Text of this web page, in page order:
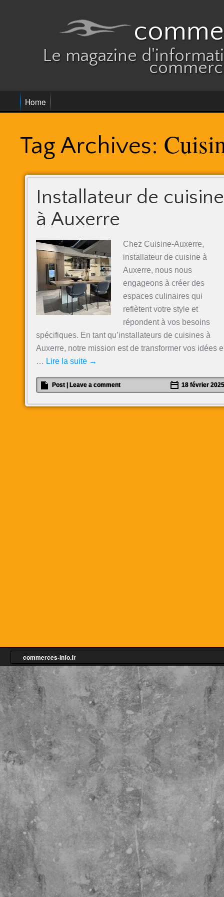
Le magazine
Home
Tag Archives:
Installateur de cuisine
à Auxerre
Chez Cuisine-Auxerre,
installateur de cuisine à
Auxerre, nous nous
engageons à créer des
espaces culinaires qui
reflètent votre style et
répondent à vos besoins
spécifiques. En tant qu’installateurs de cuisines à
Auxerre, notre mission est de transformer vos idées
… Lire la suite →
Post Leave a comment 18 février 2025
commerces-info.fr